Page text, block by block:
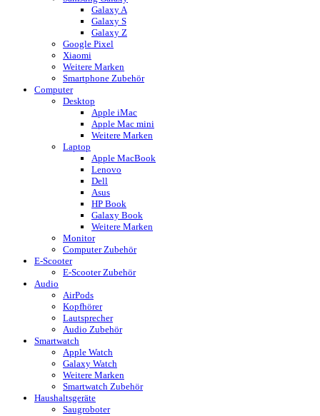
Galaxy A
Galaxy S
Galaxy Z
Google Pixel
Xiaomi
Weitere Marken
Smartphone Zubehör
Computer
Desktop
Apple iMac
Apple Mac mini
Weitere Marken
Laptop
Apple MacBook
Lenovo
Dell
Asus
HP Book
Galaxy Book
Weitere Marken
Monitor
Computer Zubehör
E-Scooter
E-Scooter Zubehör
Audio
AirPods
Kopfhörer
Lautsprecher
Audio Zubehör
Smartwatch
Apple Watch
Galaxy Watch
Weitere Marken
Smartwatch Zubehör
Haushaltsgeräte
Saugroboter